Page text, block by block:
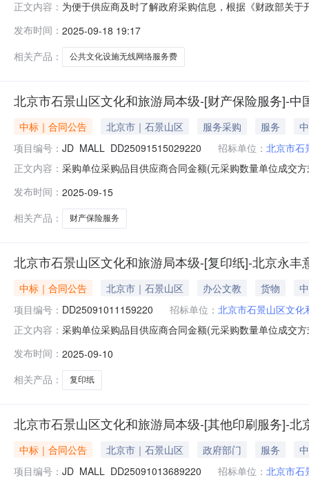
正文内容： 为便于供应商及时了解政府采购信息，根据《财政部关
施无线网络服务费采购数量：1,采购目标：1.在石景山区
群化云端管理平台。3.
发布时间： 2025-09-18 19:17
相关产品：
公共文化设施无线网络服务费
北京市石景山区文化和旅游局本级-[财产保险服务]-
中标｜合同公告 北京市｜石景山区 服务采购 服务
项目编号： JD_MALL_DD25091515029220 招标单位： 北京市石
正文内容： 采购单位采购品目供应商合同金额(元采购数量单位成交
北京市石景山区文化和旅游局本级采购[中国人民财产保
发布时间： 2025-09-15
相关产品：
财产保险服务
北京市石景山区文化和旅游局本级-[复印纸]-北京永丰
中标｜合同公告 北京市｜石景山区 办公文教 货物
项目编号： DD25091011159220 招标单位： 北京市石景山区文化
正文内容： 采购单位采购品目供应商合同金额(元采购数量单位成交
80gA4复印纸500张/包]_DD25091011159220
发布时间： 2025-09-10
相关产品：
复印纸
北京市石景山区文化和旅游局本级-[其他印刷服务]-
中标｜合同公告 北京市｜石景山区 政府部门 服务
项目编号： JD_MALL_DD25091013689220 招标单位： 北京市石